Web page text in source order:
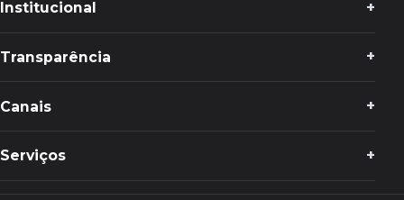
Institucional
Transparência
Canais
Serviços